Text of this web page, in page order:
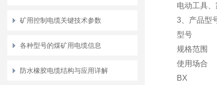
矿用控制电缆关键技术参数
各种型号的煤矿用电缆信息
防水橡胶电缆结构与应用详解
电动工具
3、产品型
型号
规格范围
使用场合
BX